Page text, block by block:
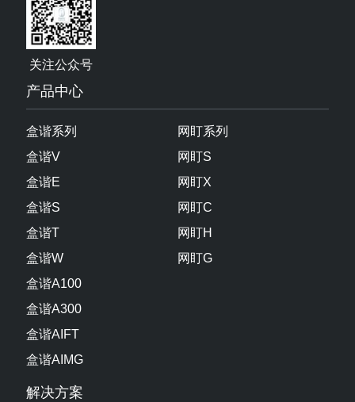
关注公众号
产品中心
盒谐系列
盒谐V
盒谐E
盒谐S
盒谐T
盒谐W
盒谐A100
盒谐A300
盒谐AIFT
盒谐AIMG
网盯系列
网盯S
网盯X
网盯C
网盯H
网盯G
解决方案